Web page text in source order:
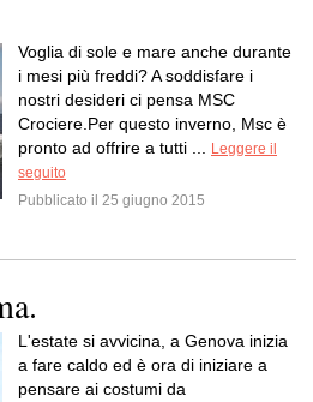
Voglia di sole e mare anche durante
i mesi più freddi? A soddisfare i
nostri desideri ci pensa MSC
Crociere.Per questo inverno, Msc è
pronto ad offrire a tutti ...
Leggere il
seguito
Pubblicato il 25 giugno 2015
L'estate si avvicina, a Genova inizia
a fare caldo ed è ora di iniziare a
pensare ai costumi da